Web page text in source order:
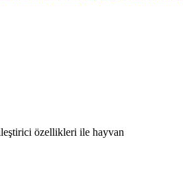
özellikleri ile hayvan